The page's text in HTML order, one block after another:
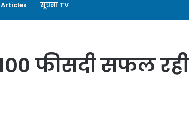
Articles सूचना TV
फीसदी सफल रही